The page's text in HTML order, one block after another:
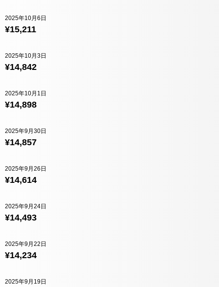
¥15,211
2025年10月6日
¥14,842
2025年10月3日
¥14,898
2025年10月1日
¥14,857
2025年9月30日
¥14,614
2025年9月26日
¥14,493
2025年9月24日
¥14,234
2025年9月22日
2025年9月19日